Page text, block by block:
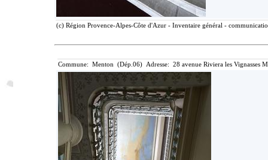
(c) Région Provence-Alpes-Côte d'Azur - Inventaire général -
Commune: Menton (Dép.06) Adresse: 28 avenue Riviera les Vignasses